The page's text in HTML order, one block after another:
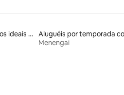
Aluguéis de espaços ideais para famílias
Menengai